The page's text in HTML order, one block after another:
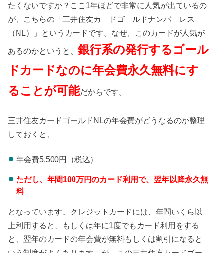
たくないですか？ここ1年ほどで非常に人気が出ているの
が、こちらの「三井住友カードゴールドナンバーレス
（NL）」というカードです。なぜ、このカードが人気が
あるのかというと、銀行系の発行するゴール
ドカードなのに年会費永久無料にす
ることが可能だからです。
三井住友カードゴールドNLの年会費がどうなるのか整理
しておくと、
年会費5,500円（税込）
ただし、年間100万円のカード利用で、翌年以降永久無
料
となっています。クレジットカードには、年間いくら以
上利用すると、もしくは年に1度でもカード利用をする
と、翌年のカードの年会費が無料もしくは割引になると